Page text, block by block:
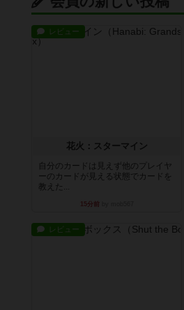
レビュー
花火：スターマイン
自分のカードは見えず他のプレイヤ
ーのカードが見える状態でカードを
教えた...
15分前
レビュー